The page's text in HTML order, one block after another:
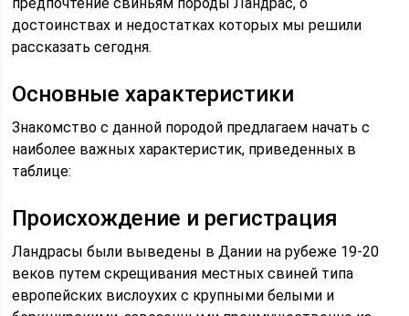
достоинствах и недостатках которых мы решили
рассказать сегодня.
Основные характеристики
Знакомство с данной породой предлагаем начать с
наиболее важных характеристик, приведенных в
таблице:
Происхождение и регистрация
Ландрасы были выведены в Дании на рубеже 19-20
веков путем скрещивания местных свиней типа
европейских вислоухих с крупными белыми и